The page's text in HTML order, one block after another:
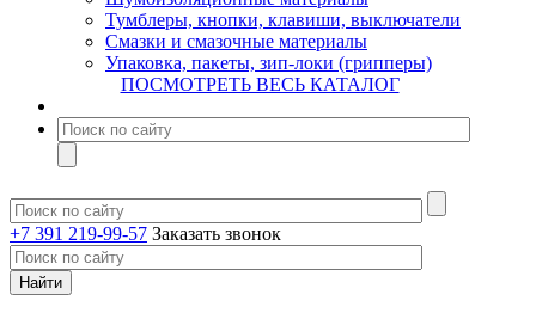
Тумблеры, кнопки, клавиши, выключатели
Смазки и смазочные материалы
Упаковка, пакеты, зип-локи (грипперы)
ПОСМОТРЕТЬ ВЕСЬ КАТАЛОГ
+7 391 219-99-57 Заказать звонок